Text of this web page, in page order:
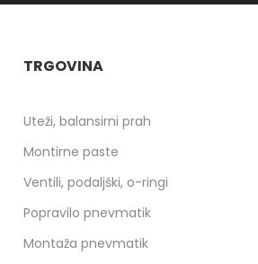
TRGOVINA
Uteži, balansirni prah
Montirne paste
Ventili, podaljški, o-ringi
Popravilo pnevmatik
Montaža pnevmatik